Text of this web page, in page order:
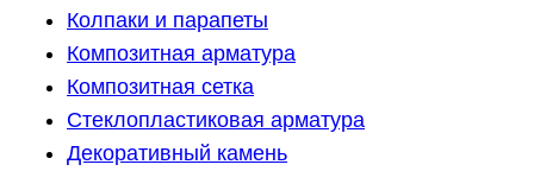
Колпаки и парапеты
Композитная арматура
Композитная сетка
Стеклопластиковая арматура
Декоративный камень